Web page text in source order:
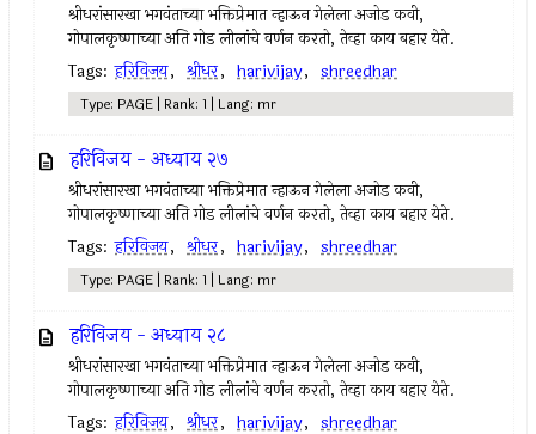
श्रीधरांसारखा भगवंताच्या भक्तिप्रेमात न्हाऊन गेलेला अजोड कवी,
गोपालकृष्णाच्या अति गोड लीलांचे वर्णन करतो, तेव्हा काय बहार येते.
Tags: हरिविजय, श्रीधर, harivijay, shreedhar
Type: PAGE | Rank: 1 | Lang: mr
हरिविजय - अध्याय २७
श्रीधरांसारखा भगवंताच्या भक्तिप्रेमात न्हाऊन गेलेला अजोड कवी,
गोपालकृष्णाच्या अति गोड लीलांचे वर्णन करतो, तेव्हा काय बहार येते.
Tags: हरिविजय, श्रीधर, harivijay, shreedhar
Type: PAGE | Rank: 1 | Lang: mr
हरिविजय - अध्याय २८
श्रीधरांसारखा भगवंताच्या भक्तिप्रेमात न्हाऊन गेलेला अजोड कवी,
गोपालकृष्णाच्या अति गोड लीलांचे वर्णन करतो, तेव्हा काय बहार येते.
Tags: हरिविजय, श्रीधर, harivijay, shreedhar